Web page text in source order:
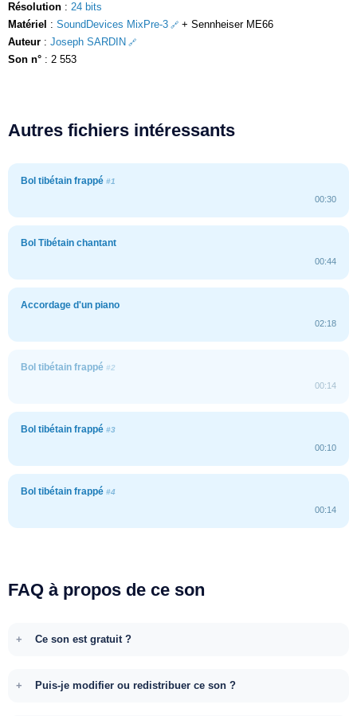
Résolution : 24 bits
Matériel : SoundDevices MixPre-3
+ Sennheiser ME66
Auteur : Joseph SARDIN
Son n° : 2 553
Autres fichiers intéressants
Bol tibétain frappé #1
00:30
Bol Tibétain chantant
00:44
Accordage d'un piano
02:18
Bol tibétain frappé #2
00:14
Bol tibétain frappé #3
00:10
Bol tibétain frappé #4
00:14
FAQ à propos de ce son
Ce son est gratuit ?
Puis-je modifier ou redistribuer ce son ?